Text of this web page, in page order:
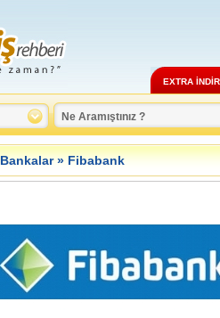
EXTRA
Bankalar»Fibabank